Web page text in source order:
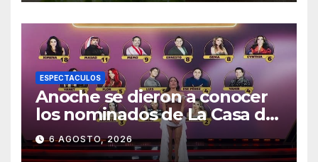
ESPECTACULOS
Anoche se dieron a conocer
los nominados de La Casa de
los Famosos México 2026 en
la segunda semana
6 AGOSTO, 2026